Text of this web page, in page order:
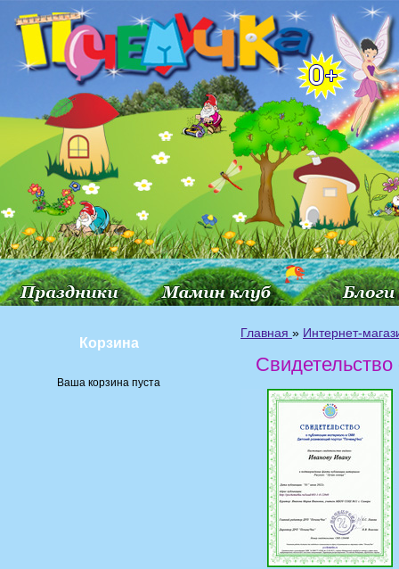
Корзина
Ваша корзина пуста
Главная » Интернет-